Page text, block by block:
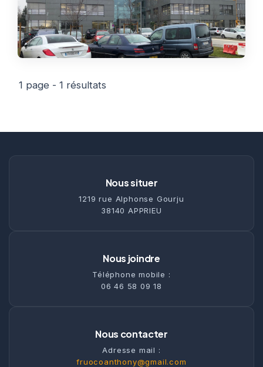
Nos Formules ACTUALITÉS
CONTACT
ETRE RAPPELÉ
1 page - 1 résultats
Nous situer
1219 rue Alphonse Gourju
38140 APPRIEU
Nous joindre
Téléphone mobile :
06 46 58 09 18
Nous contacter
Adresse mail :
fruocoanthony@gmail.com